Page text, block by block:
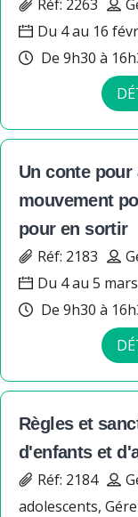
Réf: 2263
Du 4 au 16
De 9h30 à
Un conte
mouvement
pour en sortir
Réf: 2183
Du 4 au 5
De 9h30 à
Règles et
d'enfants et
Réf: 2184
adolescents,